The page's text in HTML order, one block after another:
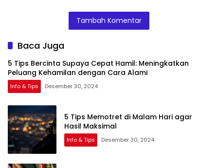
Tambah Komentar
Baca Juga
5 Tips Bercinta Supaya Cepat Hamil: Meningkatkan
Peluang Kehamilan dengan Cara Alami
Info & Tips Desember 30, 2024
5 Tips Memotret di Malam Hari agar
Hasil Maksimal
Info & Tips Desember 30, 2024